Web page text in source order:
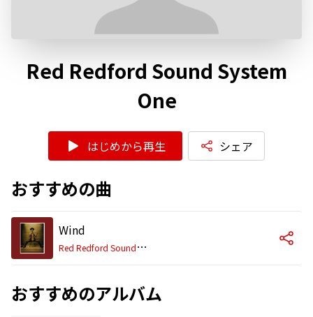
Red Redford Sound System
One
はじめから再生 シェア
おすすめの曲
Wind
R
ed Redford Sound System One
おすすめのアルバム